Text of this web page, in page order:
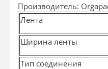
Производитель:
Лента
Ширина ленты
Тип соединения